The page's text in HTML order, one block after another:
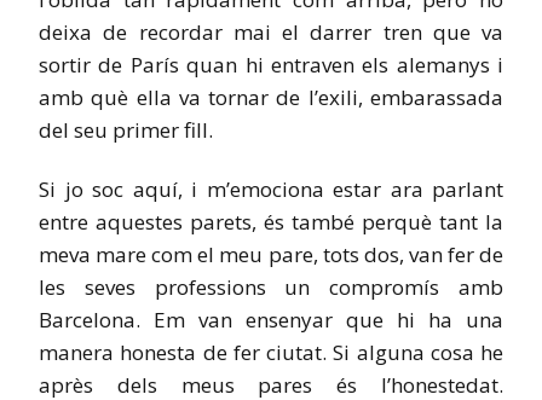
deixa de recordar mai el darrer tren que va
sortir de París quan hi entraven els alemanys i
amb què ella va tornar de l’exili, embarassada
del seu primer fill.
Si jo soc aquí, i m’emociona estar ara parlant
entre aquestes parets, és també perquè tant la
meva mare com el meu pare, tots dos, van fer de
les seves professions un compromís amb
Barcelona. Em van ensenyar que hi ha una
manera honesta de fer ciutat. Si alguna cosa he
après dels meus pares és l’honestedat.